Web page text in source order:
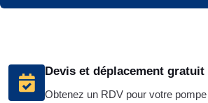
Devis et déplacement
Obtenez un RDV pour votre